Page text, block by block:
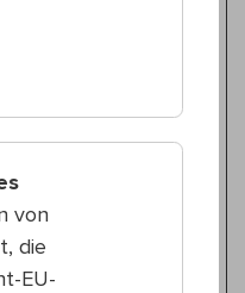
Park
von
die
EU-